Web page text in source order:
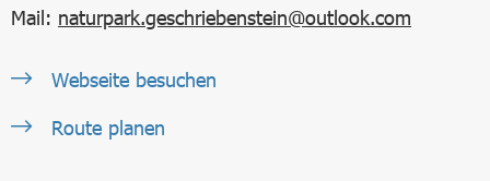
Mail: naturpark.geschriebenstein@outlook.com
Webseite besuchen
Route planen